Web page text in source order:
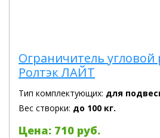
Ограничитель
Ролтэк ЛАЙТ
Тип комплектующих: для
Вес створки: до 100 кг.
Цена: 710 руб.